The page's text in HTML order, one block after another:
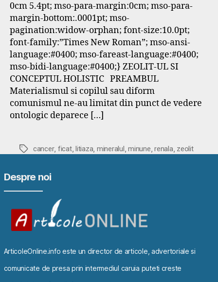
0cm 5.4pt; mso-para-margin:0cm; mso-para-
margin-bottom:.0001pt; mso-
pagination:widow-orphan; font-size:10.0pt;
font-family:”Times New Roman”; mso-ansi-
language:#0400; mso-fareast-language:#0400;
mso-bidi-language:#0400;} ZEOLIT-UL SI
CONCEPTUL HOLISTIC PREAMBUL
Materialismul si copilul sau diform
comunismul ne-au limitat din punct de vedere
ontologic deparece […]
Etichete
cancer, ficat,litiaza, mineralul,minune,renala, zeolit
Despre noi
ArticoleOnline.info este un director de articole, advertoriale si
comunicate de presa prin intermediul caruia puteti creste